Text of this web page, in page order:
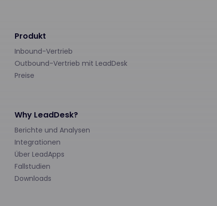
Produkt
Inbound-Vertrieb
Outbound-Vertrieb mit LeadDesk
Preise
Why LeadDesk?
Berichte und Analysen
Integrationen
Über LeadApps
Fallstudien
Downloads